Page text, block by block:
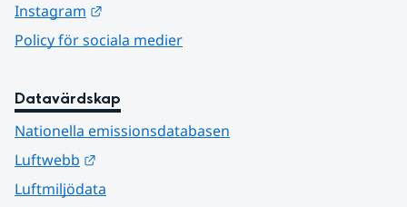
Instagram
Policy för sociala medier
Datavärdskap
Nationella emissionsdatabasen
Luftwebb
Luftmiljödata